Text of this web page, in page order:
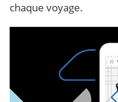
chaque voyage.